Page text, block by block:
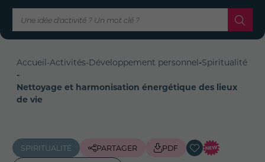
Accueil-Activités-Développement personnel-Spiritualité
-
Nettoyage et harmonisation énergétique des lieux
de vie
SPIRITUALITÉ PARTAGER PDF